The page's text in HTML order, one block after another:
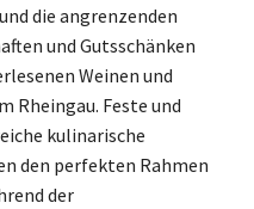
die angrenzenden
und Gutsschänken
Weinen und
Rheingau. Feste und
kulinarische
den perfekten Rahmen
der